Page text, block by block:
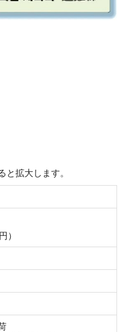
拡大します。
）